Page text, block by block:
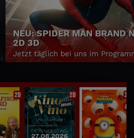
NEUES FAMILY KINO: PAW
DER DINO FILM
Die größte Mission der Paw
Zeiten - jetzt Tickets sichern!
2D 2D
2D
4K